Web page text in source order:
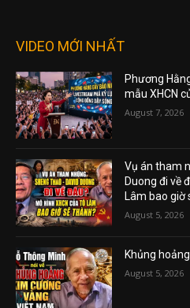
VIDEO MỚI NHẤT
Phương
mẫu XHCN
August 7, 2026
Vụ án tham
Duong đi về
Lâm bao giờ
August 5, 2026
Khủng
August 5, 2026